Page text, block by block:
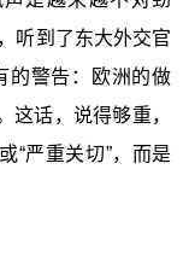
听到了东大外交官
的警告：欧洲的做
这话，说得够重，
“严重关切”，而是